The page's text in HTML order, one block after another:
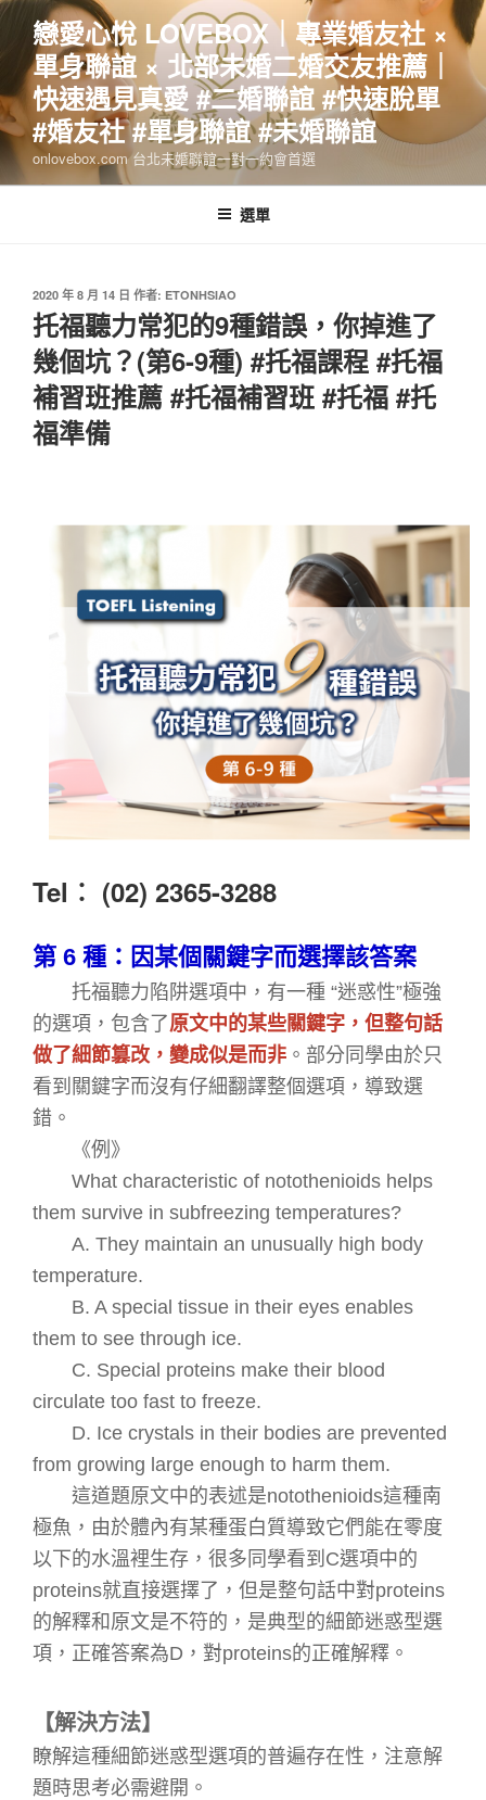
跳
主
要
內
容
戀愛心悅 LOVEBOX｜專業婚友社 ×
單身聯誼 × 北部未婚二婚交友推薦｜
快速遇見真愛 #二婚聯誼 #快速脫單
#婚友社 #單身聯誼 #未婚聯誼
onlovebox.com 台北未婚聯誼一對一約會首選
選單
發
佈
於
2020 年 8 月 14 日 作者: ETONHSIAO
托福聽力常犯的9種錯誤，你掉進了
幾個坑？(第6-9種) #托福課程 #托福
補習班推薦 #托福補習班 #托福 #托
福準備
Tel︰ (02) 2365-3288
第 6 種：因某個關鍵字而選擇該答案
托福聽力陷阱選項中，有一種 “迷惑性”極強
的選項，包含了原文中的某些關鍵字，但整句話
做了細節篡改，變成似是而非 。部分同學由於只
看到關鍵字而沒有仔細翻譯整個選項，導致選
錯。
《例》
What characteristic of notothenioids helps
them survive in subfreezing temperatures?
A. They maintain an unusually high body
temperature.
B. A special tissue in their eyes enables
them to see through ice.
C. Special proteins make their blood
circulate too fast to freeze.
D. Ice crystals in their bodies are prevented
from growing large enough to harm them.
這道題原文中的表述是notothenioids這種南
極魚，由於體內有某種蛋白質導致它們能在零度
以下的水溫裡生存，很多同學看到 C選項中的
proteins就直接選擇了，但是整句話中對proteins
的解釋和原文是不符的，是典型的細節迷惑型選
項，正確答案為D ，對proteins的正確解釋。
【解決方法】
瞭解這種細節迷惑型選項的普遍存在性，注意解
題時思考必需避開。